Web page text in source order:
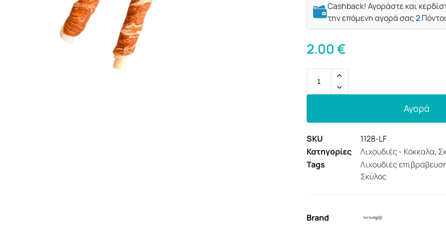
Cashback! Αγοράστε και
την επόμενη αγορά σας2
2.00€
Αγορά
SKU
1128-LF
Κατηγορίες
Λιχουδιές - Κόκκαλα,
Tags
Λιχουδιές
Σκύλος
Brand